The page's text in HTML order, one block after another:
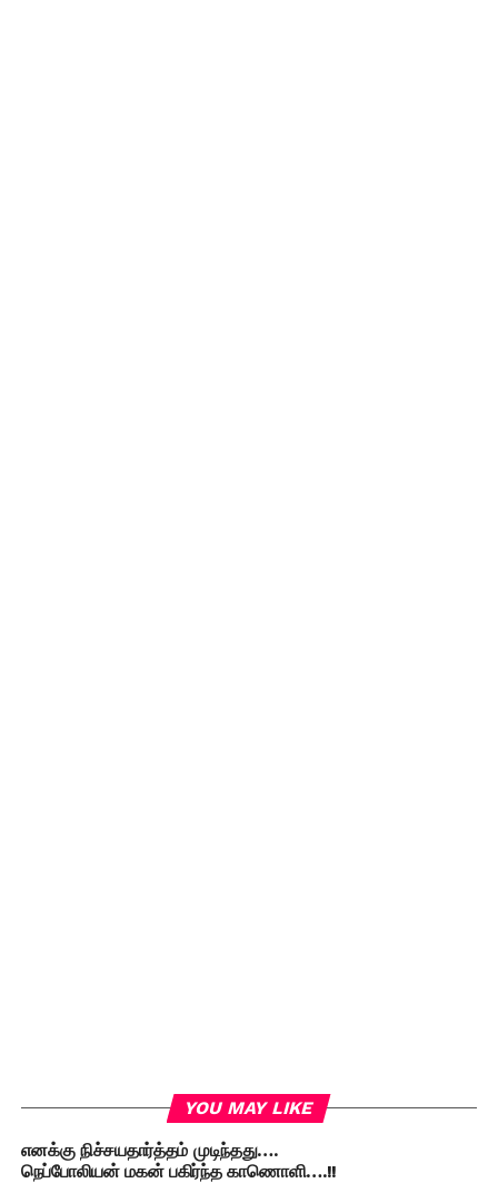
YOU MAY LIKE
எனக்கு நிச்சயதார்த்தம் முடிந்தது….
நெப்போலியன் மகன் பகிர்ந்த காணொளி….!!